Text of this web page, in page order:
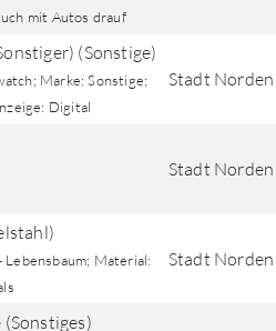
mit Autos drauf
(Sonstige)
Marke: Sonstige;
Digital
Stadt Norden
Stadt Norden
Material:
Stadt Norden